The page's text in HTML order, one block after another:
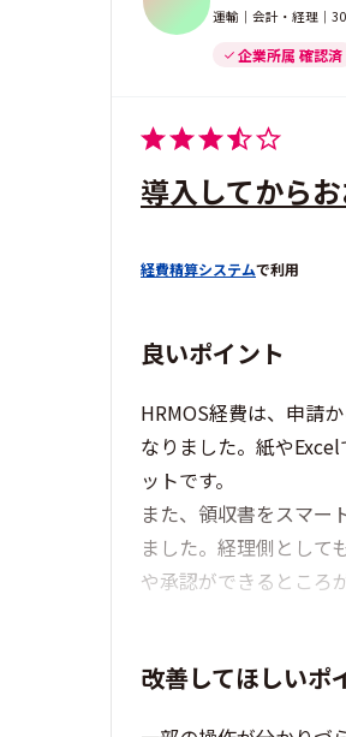
運輸｜会計・経理｜
企業所属 確認済
導入してから
経費精算システムで利用
良いポイント
HRMOS経費は、申請
なりました。紙や
ットです。
また、領収書をスマー
ました。経理側として
や承認ができるところ
改善してほしいポ